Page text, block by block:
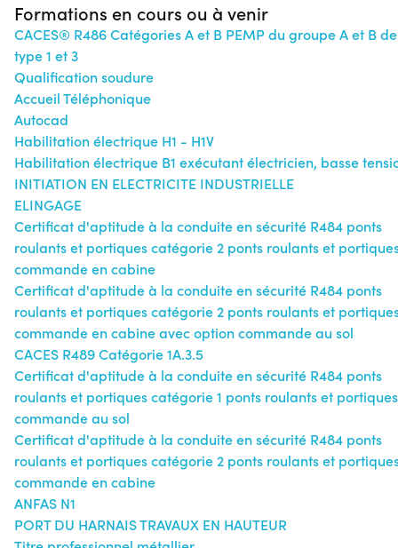
Formations en cours ou à venir
CACES® R486 Catégories A et B PEMP du groupe A et B de
type 1 et 3
Qualification soudure
Accueil Téléphonique
Autocad
Habilitation électrique H1 - H1V
Habilitation électrique B1 exécutant électricien, basse
INITIATION EN ELECTRICITE INDUSTRIELLE
ELINGAGE
Certificat d'aptitude à la conduite en sécurité R484 ponts
roulants et portiques catégorie 2 ponts roulants et
commande en cabine
Certificat d'aptitude à la conduite en sécurité R484 ponts
roulants et portiques catégorie 2 ponts roulants et
commande en cabine avec option commande au sol
CACES R489 Catégorie 1A.3.5
Certificat d'aptitude à la conduite en sécurité R484 ponts
roulants et portiques catégorie 1 ponts roulants et
commande au sol
Certificat d'aptitude à la conduite en sécurité R484 ponts
roulants et portiques catégorie 2 ponts roulants et
commande en cabine
ANFAS N1
PORT DU HARNAIS TRAVAUX EN HAUTEUR